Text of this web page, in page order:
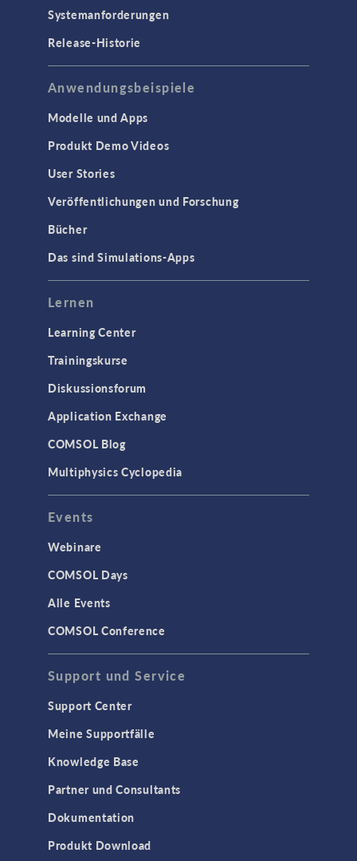
Halbleiterbauelemente
Hochfrequenz- und
Niederfrequenz-Elektromagnetik
Plasmaphysik
SCHNITTSTELLEN
CAD
STRÖMUNG & WÄRME
(CFD)
Mikrofluidik
Particle Tracing in Strömungen
Strömung in porösen Medien
Wärmetransport
STRUKTURMECHANIK &
AKUSTIK
Akustik & Schwingungen
Materialmodelle
MEMS & Piezoelektrische Elemente
WISSENSCHAFT AKTUELL
TAGS
3D-Druck
AC/DC Module
Acoustics Module
Ausgewählte Wissenschaftler
Systemanforderungen
Release-Historie
Anwendungsbeispiele
Modelle und Apps
Produkt Demo Videos
User Stories
Veröffentlichungen und Forschung
Bücher
Das sind Simulations-Apps
Lernen
Learning Center
Trainingskurse
Diskussionsforum
Application Exchange
COMSOL Blog
Multiphysics Cyclopedia
Events
Webinare
COMSOL Days
Alle Events
COMSOL Conference
Support und Service
Support Center
Meine Supportfälle
Knowledge Base
Partner und Consultants
Dokumentation
Produkt Download